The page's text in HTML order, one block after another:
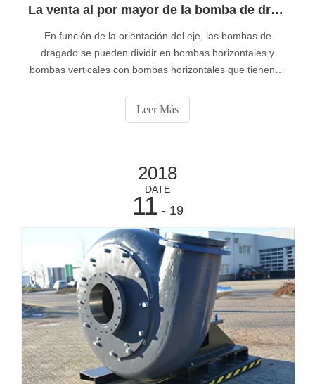
La venta al por mayor de la bomba de dragado de China le indica el tipo de instalación de la bomba de dragado
En función de la orientación del eje, las bombas de
dragado se pueden dividir en bombas horizontales y
bombas verticales con bombas horizontales que tienen el
verticales tienen un eje alineado verticalmente. Las
bombas horizontales son los tipos más comunes de
Leer Más
2018
DATE
11 - 19